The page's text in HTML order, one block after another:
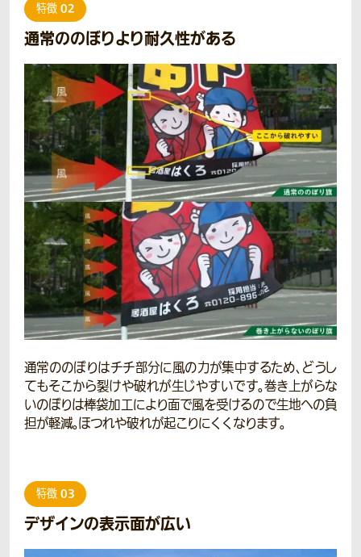
特徴 02
通常ののぼりより耐久性がある
通常ののぼりはチチ部分に風の力が集中するため、どうし
てもそこから裂けや破れが生じやすいです。巻き上がらな
いのぼりは棒袋加工により面で風を受けるので生地への負
担が軽減。ほつれや破れが起こりにくくなります。
特徴 03
デザインの表示面が広い